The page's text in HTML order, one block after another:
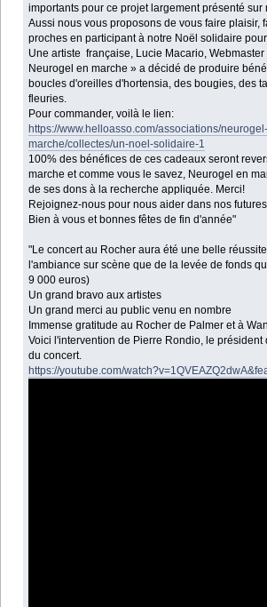
importants pour ce projet largement présenté sur
Aussi nous vous proposons de vous faire plaisir,
proches en participant à notre Noël solidaire
Une artiste française, Lucie Macario, Webmaster
Neurogel en marche » a décidé de produire
boucles d'oreilles d'hortensia, des bougies, des
fleuries.
Pour commander, voilà le lien:
https://www.helloasso.com/associations/
marche/collectes/un-noel-solidaire-1
100% des bénéfices de ces cadeaux seront
marche et comme vous le savez, Neurogel en
de ses dons à la recherche appliquée. Merci!
Rejoignez-nous pour nous aider dans nos
Bien à vous et bonnes fêtes de fin d'année"
"Le concert au Rocher aura été une belle
l'ambiance sur scène que de la levée de fonds
9 000 euros)
Un grand bravo aux artistes
Un grand merci au public venu en nombre
Immense gratitude au Rocher de Palmer et à
Voici l'intervention de Pierre Rondio, le président
du concert.
https://youtube.com/